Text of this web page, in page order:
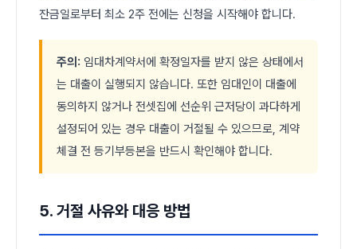
잔금일로부터 최소 2주 전에는 신청을 시작해야 합니다.
주의: 임대차계약서에 확정일자를 받지 않은 상태에서
는 대출이 실행되지 않습니다. 또한 임대인이 대출에
동의하지 않거나 전셋집에 선순위 근저당이 과다하게
설정되어 있는 경우 대출이 거절될 수 있으므로, 계약
체결 전 등기부등본을 반드시 확인해야 합니다.
5. 거절 사유와 대응 방법